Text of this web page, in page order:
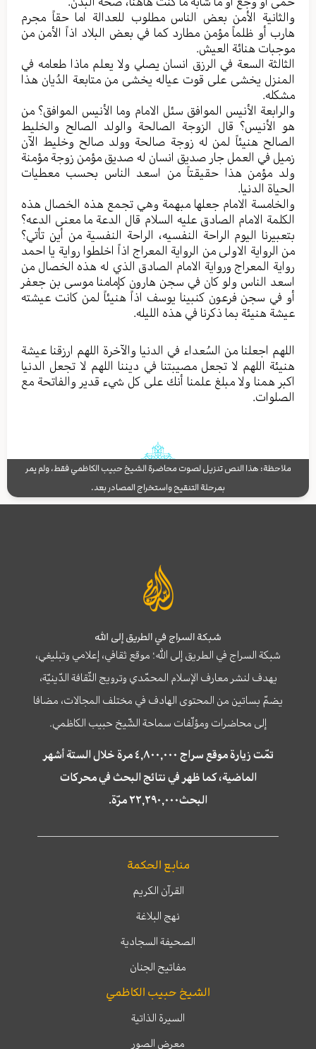
والثانیة الأمن بعض الناس مطلوب للعدالة اما حقاً مجرم
هارب أو ظلماً مؤمن مطارد کما في بعض البلاد اذاً الأمن من
موجبات هنائة العیش.
الثالثة السعة في الرزق انسان یصلي ولا یعلم ماذا طعامه في
المنزل یخشی علی قوت عیاله یخشی من متابعة الدُیان هذا
مشکله.
والرابعة الأنيس الموافق سئل الامام وما الأنيس الموافق؟ من
هو الأنيس؟ قال الزوجة الصالحة والولد الصالح والخلیط
الصالح هنیئاً لمن له زوجة صالحة وولد صالح وخلیط الآن
زمیل في العمل جار صدیق انسان له صدیق مؤمن زوجة مؤمنة
ولد مؤمن هذا حقیقتاً من اسعد الناس بحسب معطیات
الحیاة الدنیا.
والخامسة الامام جعلها مبهمة وهي تجمع هذه الخصال هذه
الکلمة الامام الصادق علیه السلام قال الدعة ما معنی الدعه؟
بتعبیرنا الیوم الراحة النفسیه، الراحة النفسية من أين تأتي؟
من الروایة الاولی من الروایة المعراج اذاً اخلطوا روایة یا احمد
روایة المعراج وروایة الامام الصادق الذي له هذه الخصال من
اسعد الناس ولو کان في سجن هارون کإمامنا موسی بن جعفر
أو في سجن فرعون کنبینا یوسف اذاً هنیئاً لمن کانت عیشته
عیشة هنیئة بما ذکرنا في هذه الليله.
اللهم اجعلنا من السُعداء في الدنیا والآخرة اللهم ارزقنا عیشة
هنیئة اللهم لا تجعل مصیبتنا في دیننا اللهم لا تجعل الدنیا
اکبر همنا ولا مبلغ علمنا أنك علی کل شيء قدیر والفاتحة مع
الصلوات.
ملاحظة: هذا النص تنزيل لصوت محاضرة الشيخ حبيب الكاظمي فقط، ولم يمر
بمرحلة التنقيح واستخراج المصادر بعد.
شبكة السراج في الطريق إلى الله
شبكة السراج في الطريق إلى الله؛ موقع ثقافي، إعلامي وتبليغي،
يهدف لنشر معارف الإسلام المحمّدي وترويج الثّقافة الدّينيّة،
يضمّ بساتين من المحتوى الهادف في مختلف المجالات، مضافا
إلى محاضرات ومؤلّفات سماحة الشّيخ حبيب الكاظمي.
تمّت زيارة موقع سراج ٤,٨٠٠,٠٠٠ مرة خلال الستة أشهر
الماضية، كما ظهر في نتائج البحث في محركات
البحث٢٢,٢٩٠,٠٠٠ مرّة.
منابع الحكمة
القرآن الكريم
نهج البلاغة
الصحيفة السجادية
مفاتيح الجنان
الشيخ حبيب الكاظمي
السيرة الذاتية
معرض الصور